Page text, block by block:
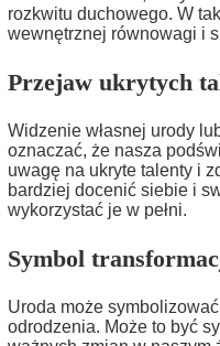
rozkwitu duchowego. W
wewnętrznej równowagi i
Przejaw ukrytych
Widzenie własnej urody
oznaczać, że nasza
uwagę na ukryte talenty i
bardziej docenić siebie i
wykorzystać je w pełni.
Symbol
Uroda może
odrodzenia. Może to być